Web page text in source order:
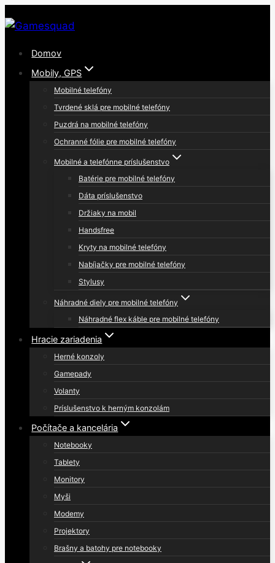
to
Domov
Mobily, GPS
Mobilné telefóny
Tvrdené sklá pre mobilné telefóny
Puzdrá na mobilné telefóny
Ochranné fólie pre mobilné telefóny
Mobilné a telefónne príslušenstvo
Batérie pre mobilné telefóny
Dáta príslušenstvo
Držiaky na mobil
Handsfree
Kryty na mobilné telefóny
Nabíjačky pre mobilné telefóny
Stylusy
Náhradné diely pre mobilné telefóny
Náhradné flex káble pre mobilné telefóny
Hracie zariadenia
Herné konzoly
Gamepady
Volanty
Príslušenstvo k herným konzolám
Počítače a kancelária
Notebooky
Tablety
Monitory
Myši
Modemy
Projektory
Brašny a batohy pre notebooky